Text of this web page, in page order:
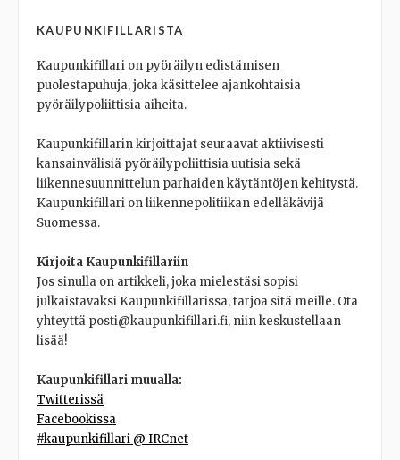
KAUPUNKIFILLARISTA
Kaupunkifillari on pyöräilyn edistämisen
puolestapuhuja, joka käsittelee ajankohtaisia
pyöräilypoliittisia aiheita.
Kaupunkifillarin kirjoittajat seuraavat aktiivisesti
kansainvälisiä pyöräilypoliittisia uutisia sekä
liikennesuunnittelun parhaiden käytäntöjen kehitystä.
Kaupunkifillari on liikennepolitiikan edelläkävijä
Suomessa.
Kirjoita Kaupunkifillariin
Jos sinulla on artikkeli, joka mielestäsi sopisi
julkaistavaksi Kaupunkifillarissa, tarjoa sitä meille. Ota
yhteyttä posti@kaupunkifillari.fi, niin keskustellaan
lisää!
Kaupunkifillari muualla:
Twitterissä
Facebookissa
#kaupunkifillari @ IRCnet